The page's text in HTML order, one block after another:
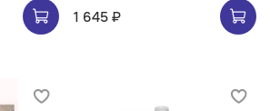
1 645 ₽